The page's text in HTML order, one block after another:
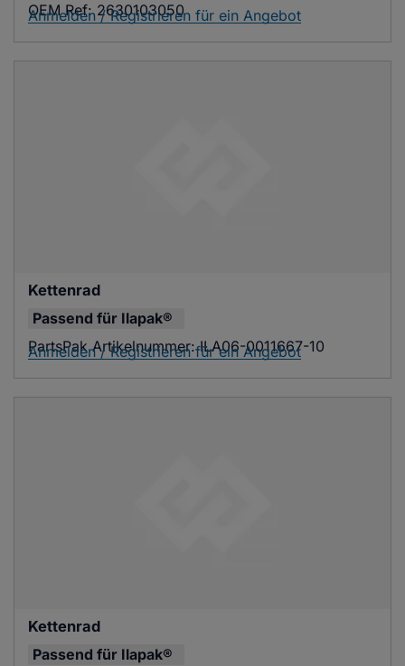
OEM Ref: 2630103050
Anmelden / Registrieren für ein Angebot
Kettenrad
Passend für Ilapak®
PartsPak Artikelnummer:ILA06-0011667-10
Anmelden / Registrieren für ein Angebot
Kettenrad
Passend für Ilapak®